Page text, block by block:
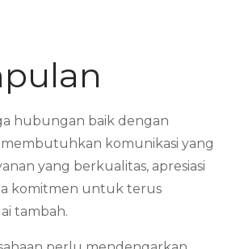
hubungan baik dengan
komunikasi yang
yang berkualitas, apresiasi
komitmen untuk terus
tambah.